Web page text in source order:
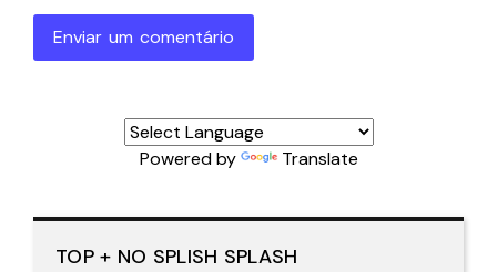
Enviar um comentário
Powered by Translate
TOP + NO SPLISH SPLASH